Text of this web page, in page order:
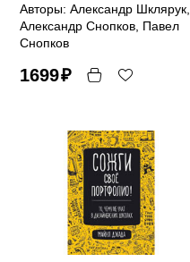
Авторы: Александр Шклярук,
Александр Снопков, Павел
Снопков
1699₽